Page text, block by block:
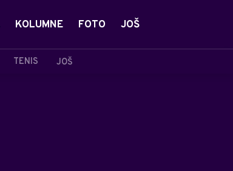
TENIS JOŠ
KOLUMNE FOTO JOŠ